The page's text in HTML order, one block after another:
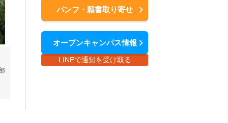
パンフ・願書取り寄せ
オープンキャンパス情報
LINEで通知を受け取る